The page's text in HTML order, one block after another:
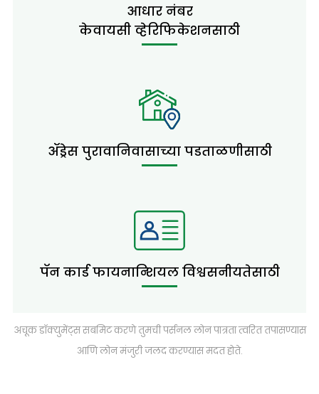
आधार नंबर
केवायसी व्हेरिफिकेशनसाठी
ॲड्रेस पुरावानिवासाच्या पडताळणीसाठी
पॅन कार्डफायनान्शियल विश्वसनीयतेसाठी
अचूक डॉक्युमेंट्स सबमिट करणे तुमची पर्सनल लोन पात्रता त्वरित तपासण्यास
आणि लोन मंजुरी जलद करण्यास मदत होते.